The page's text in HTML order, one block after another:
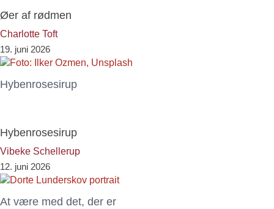
Øer af rødmen
Charlotte Toft
19. juni 2026
Hybenrosesirup
Hybenrosesirup
Vibeke Schellerup
12. juni 2026
At være med det, der er